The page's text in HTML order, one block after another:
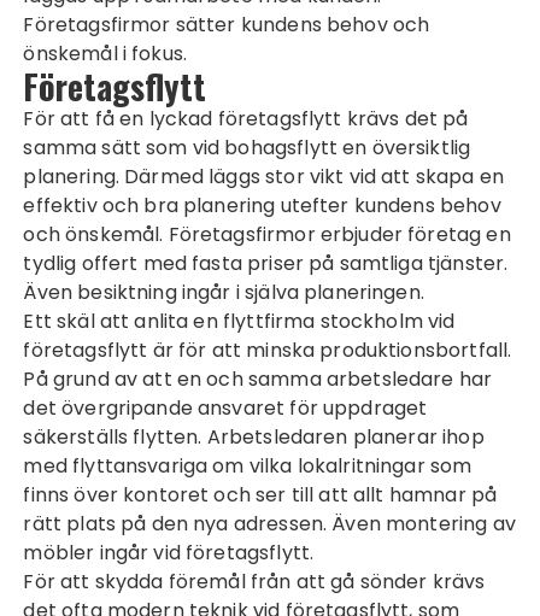
Företagsfirmor sätter kundens behov och
önskemål i fokus.
Företagsflytt
För att få en lyckad företagsflytt krävs det på
samma sätt som vid bohagsflytt en översiktlig
planering. Därmed läggs stor vikt vid att skapa en
effektiv och bra planering utefter kundens behov
och önskemål. Företagsfirmor erbjuder företag en
tydlig offert med fasta priser på samtliga tjänster.
Även besiktning ingår i själva planeringen.
Ett skäl att anlita en flyttfirma stockholmvid
företagsflytt är för att minska produktionsbortfall.
På grund av att en och samma arbetsledare har
det övergripande ansvaret för uppdraget
säkerställs flytten. Arbetsledaren planerar ihop
med flyttansvariga om vilka lokalritningar som
finns över kontoret och ser till att allt hamnar på
rätt plats på den nya adressen. Även montering av
möbler ingår vid företagsflytt.
För att skydda föremål från att gå sönder krävs